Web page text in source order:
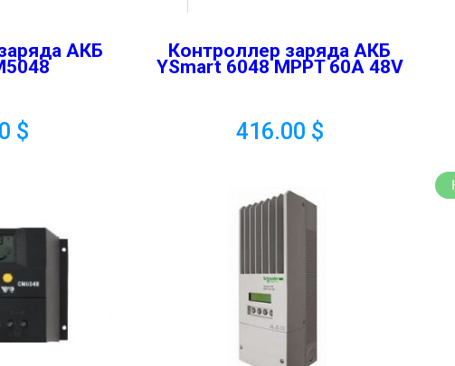
АКБ
$
Контроллер заряда АКБ
YSmart 6048 MPPT 60A 48V
416.00 $